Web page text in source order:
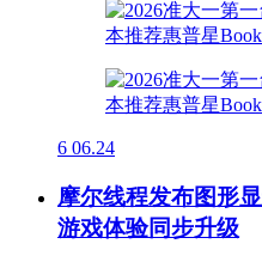
6 06.24
摩尔线程发布图形
游戏体验同步升级